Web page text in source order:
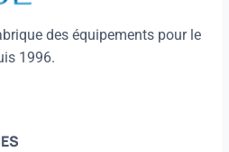
des équipements pour le
1996.